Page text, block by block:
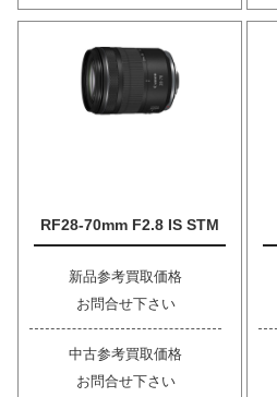
RF28-70mm F2.8 IS STM
新品参考買取価格
お問合せ下さい
中古参考買取価格
お問合せ下さい